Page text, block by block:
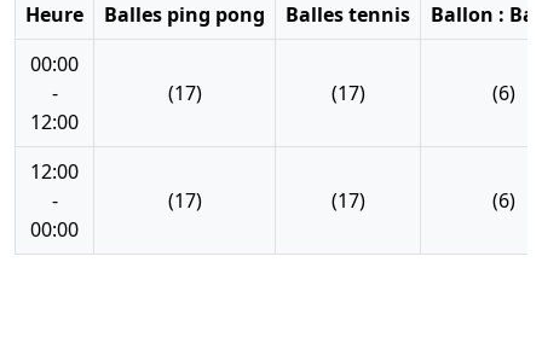
Heure Balles ping pong Balles tennis
Ballon :
00:00
-
12:00
(17) (17) (6)
12:00
-
00:00
(17) (17) (6)